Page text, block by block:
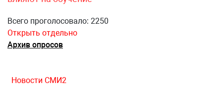
Всего проголосовало: 2250
Открыть отдельно
Архив опросов
Новости СМИ2